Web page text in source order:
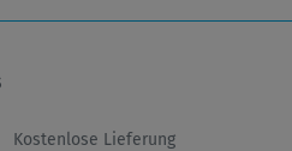
Kostenlose Lieferung